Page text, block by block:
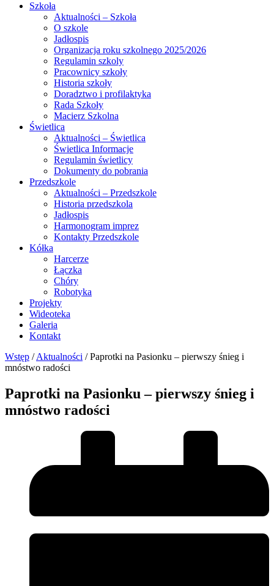
Szkoła
Aktualności – Szkoła
O szkole
Jadłospis
Organizacja roku szkolnego 2025/2026
Regulamin szkoly
Pracownicy szkoły
Historia szkoły
Doradztwo i profilaktyka
Rada Szkoły
Macierz Szkolna
Świetlica
Aktualności – Świetlica
Świetlica Informacje
Regulamin świetlicy
Dokumenty do pobrania
Przedszkole
Aktualności – Przedszkole
Historia przedszkola
Jadłospis
Harmonogram imprez
Kontakty Przedszkole
Kółka
Harcerze
Łączka
Chóry
Robotyka
Projekty
Wideoteka
Galeria
Kontakt
Wstęp / Aktualności / Paprotki na Pasionku – pierwszy śnieg i
mnóstwo radości
Paprotki na Pasionku – pierwszy śnieg i
mnóstwo radości